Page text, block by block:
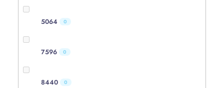
5064 0
7596 0
8440 0